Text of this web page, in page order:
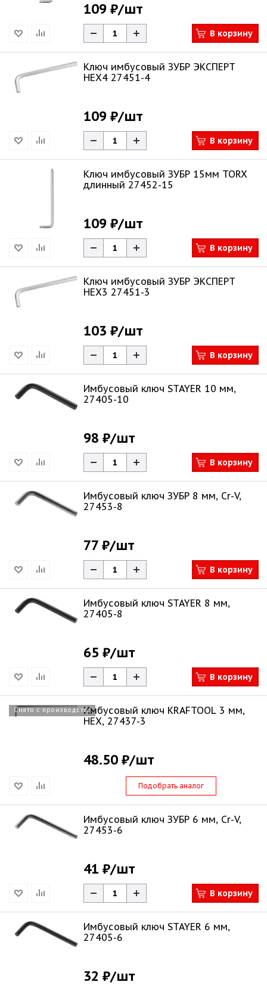
109 ₽/шт
В корзину
Ключ имбусовый ЗУБР ЭКСПЕРТ
НЕХ4 27451-4
109 ₽/шт
В корзину
Ключ имбусовый ЗУБР 15мм TORX
длинный 27452-15
109 ₽/шт
В корзину
Ключ имбусовый ЗУБР ЭКСПЕРТ
НЕХ3 27451-3
103 ₽/шт
В корзину
Имбусовый ключ STAYER 10 мм,
27405-10
98 ₽/шт
В корзину
Имбусовый ключ ЗУБР 8 мм, Cr-V,
27453-8
77 ₽/шт
В корзину
Имбусовый ключ STAYER 8 мм,
27405-8
65 ₽/шт
В корзину
Снято с производстваИмбусовый ключ KRAFTOOL 3 мм,
HEX, 27437-3
48.50 ₽/шт
Подобрать аналог
Имбусовый ключ ЗУБР 6 мм, Cr-V,
27453-6
41 ₽/шт
В корзину
Имбусовый ключ STAYER 6 мм,
27405-6
32 ₽/шт